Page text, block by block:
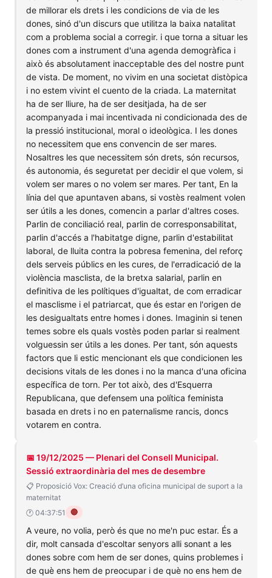
de millorar els drets i les condicions de via de les
dones, sinó d'un discurs que utilitza la baixa natalitat
com a problema social a corregir. i que torna a situar les
dones com a instrument d'una agenda demogràfica i
això és absolutament inacceptable des del nostre punt
de vista. De moment, no vivim en una societat distòpica
i no estem vivint el cuento de la criada. La maternitat
ha de ser lliure, ha de ser desitjada, ha de ser
acompanyada i mai incentivada ni condicionada des de
la pressió institucional, moral o ideològica. I les dones
no necessitem que ens convencin de ser mares.
Nosaltres les que necessitem són drets, són recursos,
és autonomia, és seguretat per decidir el que volem, si
volem ser mares o no volem ser mares. Per tant, En la
línia del que apuntaven abans, si vostès realment volen
ser útils a les dones, comencin a parlar d'altres coses.
Parlin de conciliació real, parlin de corresponsabilitat,
parlin d'accés a l'habitatge digne, parlin d'estabilitat
laboral, de lluita contra la pobresa femenina, del reforç
dels serveis públics en les cures, de l'erradicació de la
violència masclista, de la bretxa salarial, parlin en
definitiva de les polítiques d'igualtat, de com erradicar
el masclisme i el patriarcat, que és estar en l'origen de
les desigualtats entre homes i dones. Imaginin si tenen
temes sobre els quals vostès poden parlar si realment
volguessin ser útils a les dones. Per tant, són aquests
factors que li estic mencionant els que condicionen les
decisions vitals de les dones i no la manca d'una oficina
específica de torn. Per tot això, des d'Esquerra
Republicana, que defensem una política feminista
basada en drets i no en paternalisme rancis, doncs
votarem en contra.
📅 19/12/2025 — Plenari del Consell Municipal.
Sessió extraordinària del mes de desembre
📋 Proposició Vox: Creació d’una oficina municipal de suport a la
maternitat
🕐 04:37:51
🔴
A veure, no volia, però és que no me'n puc estar. És a
dir, molt cansada d'escoltar senyors alli sonant a les
dones sobre com hem de ser dones, quins problemes i
de què ens hem de preocupar i de què no ens hem de